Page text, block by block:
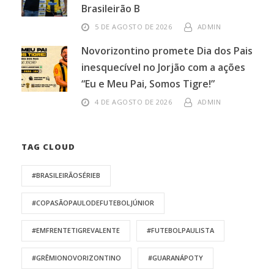
Brasileirão B
5 DE AGOSTO DE 2026 ADMIN
Novorizontino promete Dia dos Pais
inesquecível no Jorjão com a ações
“Eu e Meu Pai, Somos Tigre!”
4 DE AGOSTO DE 2026 ADMIN
TAG CLOUD
#BRASILEIRÃOSÉRIEB
#COPASÃOPAULODEFUTEBOLJÚNIOR
#EMFRENTETIGREVALENTE #FUTEBOLPAULISTA
#GRÊMIONOVORIZONTINO #GUARANÁPOTY